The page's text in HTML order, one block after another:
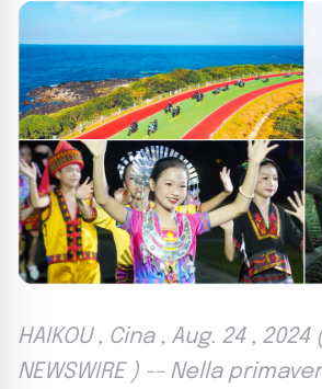
HAIKOU , Cina , Aug. 24 , 2024
NEWSWIRE ) -- Nella